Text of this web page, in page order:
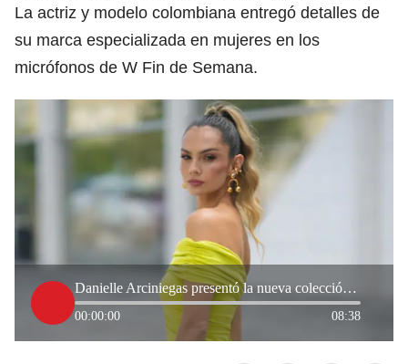
La actriz y modelo colombiana entregó detalles de
su marca especializada en mujeres en los
micrófonos de W Fin de Semana.
Danielle Arciniegas presentó la nueva colección de Elle by Danielle
00:00:00 08:38